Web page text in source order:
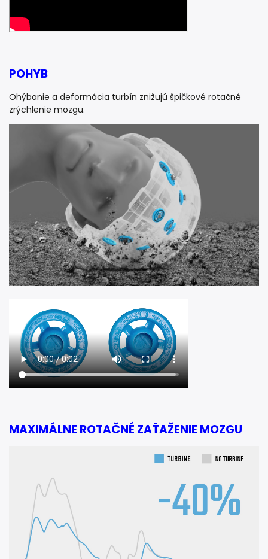
POHYB
Ohýbanie a deformácia turbín znižujú špičkové rotačné
zrýchlenie mozgu.
MAXIMÁLNE ROTAČNÉ ZAŤAŽENIE MOZGU